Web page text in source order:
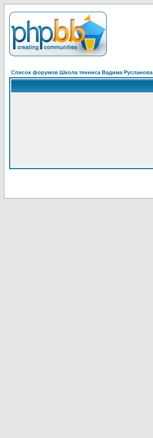
Список форумов Школа тенниса Вадима Русланова